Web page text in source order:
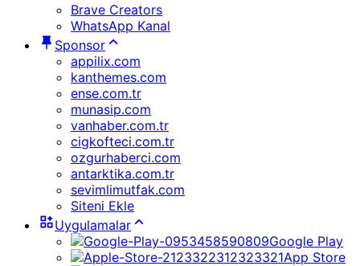
Brave Creators
WhatsApp Kanal
Sponsor
appilix.com
kanthemes.com
ense.com.tr
munasip.com
vanhaber.com.tr
cigkofteci.com.tr
ozgurhaberci.com
antarktika.com.tr
sevimlimutfak.com
Siteni Ekle
Uygulamalar
Google Play
App Store